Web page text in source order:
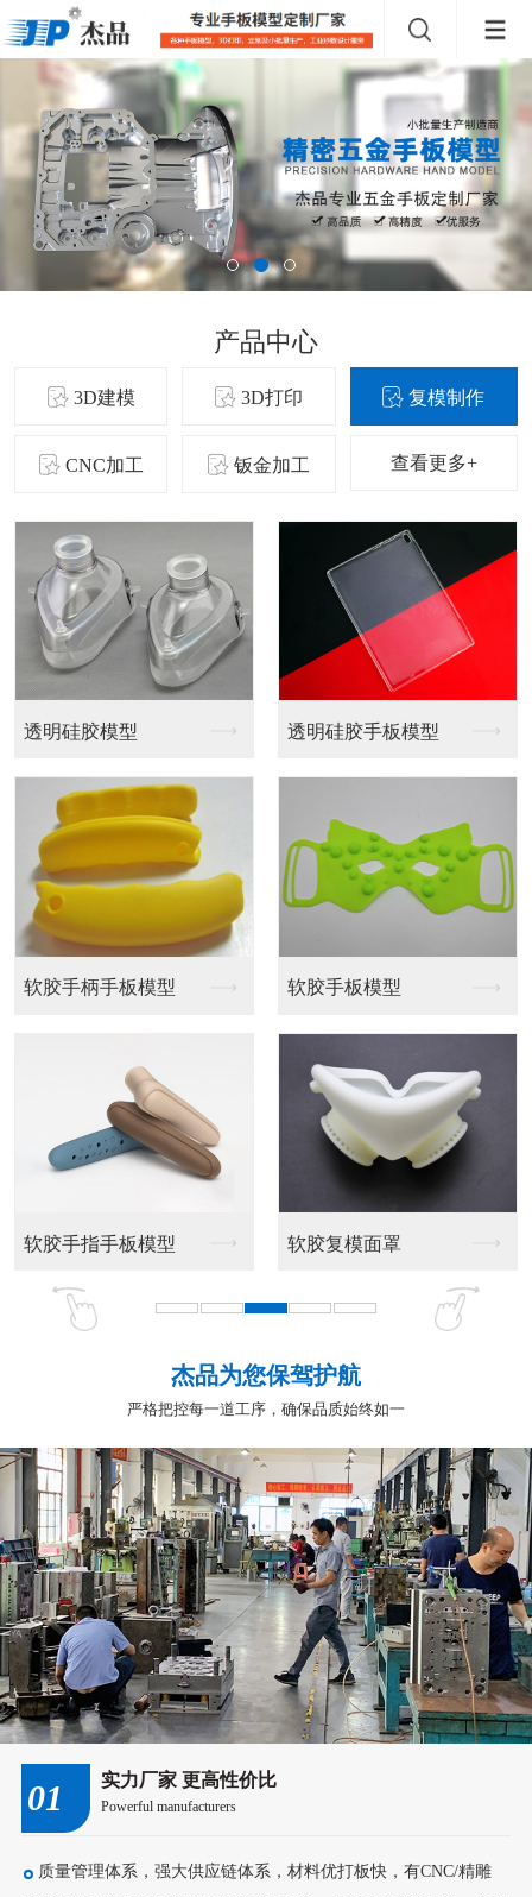
产品中心
3D建模 3D打印 复模制作
CNC加工 钣金加工 查看更多+
透明硅胶模型 透明硅胶手板模型
软胶手柄手板模型 软胶手板模型
软胶手指手板模型 软胶复模面罩
杰品为您保驾护航
严格把控每一道工序，确保品质始终如一
01 实力厂家 更高性价比
Powerful manufacturers
质量管理体系，强大供应链体系，材料优打板快，有CNC/精雕